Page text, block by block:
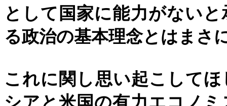
として国家に能力がない
る政治の基本理念とはまさ
これに関し思い起こして
シアと米国の有力エコノ